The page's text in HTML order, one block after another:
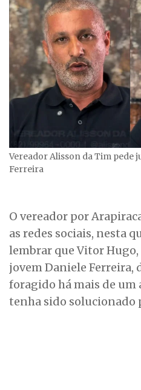
Vereador Alisson da Tim pede
Ferreira
O vereador por
as redes sociais, nesta
lembrar que Vitor
jovem Daniele Ferreira,
foragido há mais de um
tenha sido solucionado